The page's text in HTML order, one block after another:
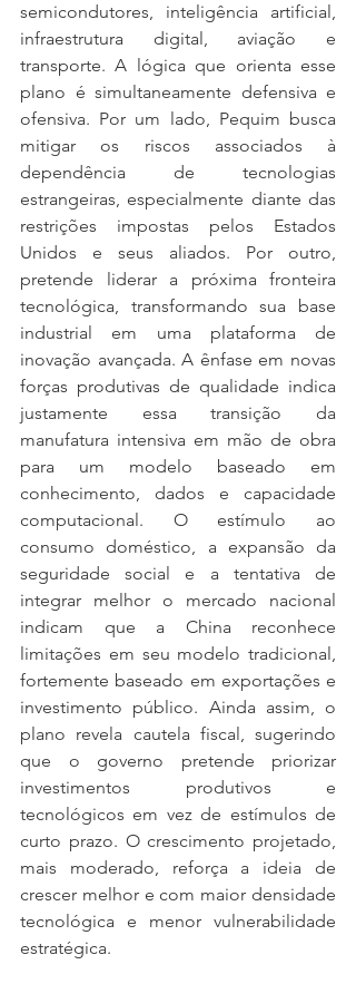
semicondutores, inteligência artificial,
infraestrutura digital, aviação e
transporte. A lógica que orienta esse
plano é simultaneamente defensiva e
ofensiva. Por um lado, Pequim busca
mitigar os riscos associados à
dependência de tecnologias
estrangeiras, especialmente diante das
restrições impostas pelos Estados
Unidos e seus aliados. Por outro,
pretende liderar a próxima fronteira
tecnológica, transformando sua base
industrial em uma plataforma de
inovação avançada. A ênfase em novas
forças produtivas de qualidade indica
justamente essa transição da
manufatura intensiva em mão de obra
para um modelo baseado em
conhecimento, dados e capacidade
computacional. O estímulo ao
consumo doméstico, a expansão da
seguridade social e a tentativa de
integrar melhor o mercado nacional
indicam que a China reconhece
limitações em seu modelo tradicional,
fortemente baseado em exportações e
investimento público. Ainda assim, o
plano revela cautela fiscal, sugerindo
que o governo pretende priorizar
investimentos produtivos e
tecnológicos em vez de estímulos de
curto prazo. O crescimento projetado,
mais moderado, reforça a ideia de
crescer melhor e com maior densidade
tecnológica e menor vulnerabilidade
estratégica.